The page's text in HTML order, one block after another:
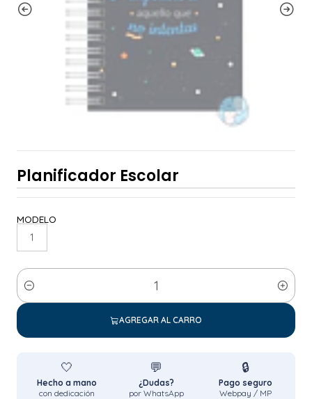
Planificador Escolar
MODELO
1
Cantidad
AGREGAR AL CARRO
🤍
Hecho a mano
con dedicación
💬
¿Dudas?
por WhatsApp
🔒
Pago seguro
Webpay / MP